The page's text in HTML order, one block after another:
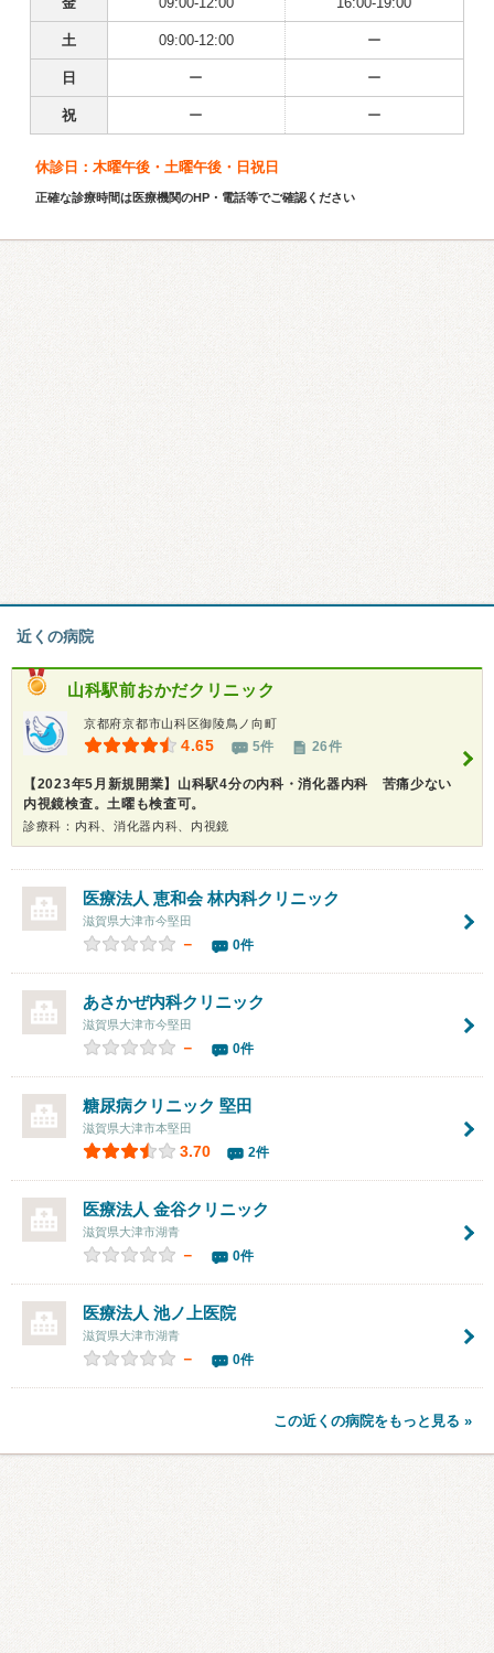
土 09:00-12:00 ー
日 ー ー
祝 ー ー
休診日：木曜午後・土曜午後・日祝日
正確な診療時間は医療機関のHP・電話等でご確認ください
近くの病院
山科駅前おかだクリニック
京都府京都市山科区御陵鳥ノ向町
4.65 5件 26件
【2023年5月新規開業】山科駅4分の内科・消化器内科 苦痛少ない
内視鏡検査。土曜も検査可。
診療科：内科、消化器内科、内視鏡
医療法人 恵和会 林内科クリニック
滋賀県大津市今堅田
－ 0件
あさかぜ内科クリニック
滋賀県大津市今堅田
－ 0件
糖尿病クリニック 堅田
滋賀県大津市本堅田
3.70 2件
医療法人 金谷クリニック
滋賀県大津市湖青
－ 0件
医療法人 池ノ上医院
滋賀県大津市湖青
－ 0件
この近くの病院をもっと見る »